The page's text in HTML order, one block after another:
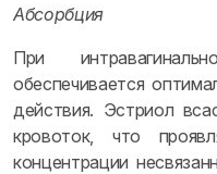
Абсорбция
При
обеспечивается
действия. Эстриол
кровоток, что
концентрации